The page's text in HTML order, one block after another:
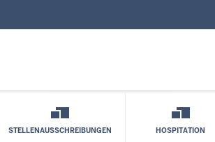
STELLENAUSSCHREIBUNGEN HOSPITATION